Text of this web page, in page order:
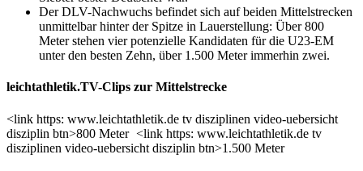
Der DLV-Nachwuchs befindet sich auf beiden Mittelstrecken
unmittelbar hinter der Spitze in Lauerstellung: Über 800
Meter stehen vier potenzielle Kandidaten für die U23-EM
unter den besten Zehn, über 1.500 Meter immerhin zwei.
leichtathletik.TV-Clips zur Mittelstrecke
<link https: www.leichtathletik.de tv disziplinen video-uebersicht
disziplin btn>800 Meter <link https: www.leichtathletik.de tv
disziplinen video-uebersicht disziplin btn>1.500 Meter